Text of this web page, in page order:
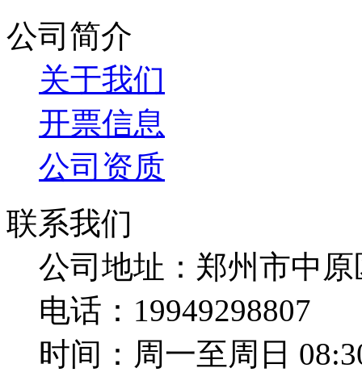
公司简介
关于我们
开票信息
公司资质
联系我们
公司地址：郑州市中
电话：19949298807
时间：周一至周日